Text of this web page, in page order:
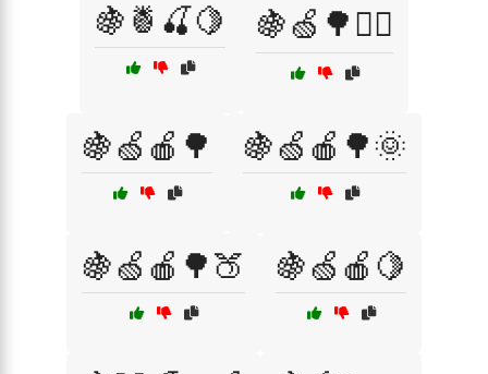
🍇🍍🍒🍋 🍇🍏🌳🚶‍♂️
🍇🍏🍎🌳 🍇🍏🍎🌳🌞
🍇🍏🍎🌳🍑 🍇🍏🍎🍋